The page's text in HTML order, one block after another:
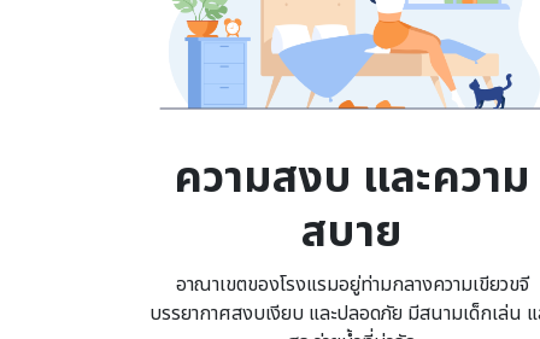
ความสงบ และความ
สบาย
อาณาเขตของโรงแรมอยู่ท่ามกลางความเขียวขจี
บรรยากาศสงบเงียบ และปลอดภัย มีสนามเด็กเล่น แ